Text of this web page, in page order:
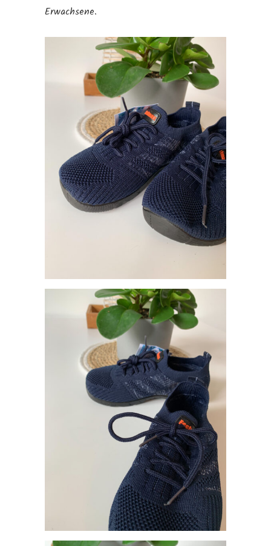
Erwachsene.